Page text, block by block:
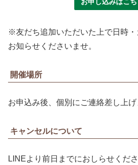
※友だち追加いただいた上で日時
お知らせくださいませ。
開催場所
お申込み後、個別にご連絡差し上げ
キャンセルについて
LINEより前日までにおしらせくださ